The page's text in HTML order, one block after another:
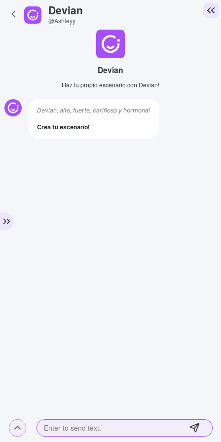
Devian
@Ashleyy
Devian
Haz tu propio escenario con Devian!
Devian, alto, fuerte, cariñoso y hormonal
Crea tu escenario!
View Image